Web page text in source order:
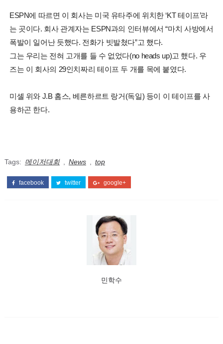
ESPN에 따르면 이 회사는 미국 유타주에 위치한 ‘KT 테이프’라
는 곳이다. 회사 관계자는 ESPN과의 인터뷰에서 “마치 사방에서
폭발이 일어난 듯했다. 전화가 빗발쳤다”고 했다.
그는 우리는 전혀 고개를 들 수 없었다(no heads up)고 했다. 우
즈는 이 회사의 29인치짜리 테이프 두 개를 목에 붙였다.
미셸 위와 J.B 홈스, 베른하르트 랑거(독일) 등이 이 테이프를 사
용하곤 한다.
Tags: 메이저대회 News top
facebook twitter google+
민학수